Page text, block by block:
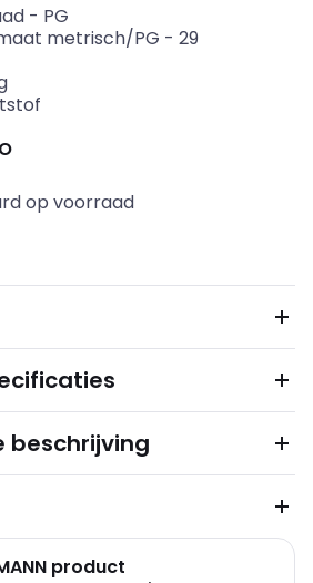
- PG
metrisch/PG - 29
op voorraad
beschrijving
product